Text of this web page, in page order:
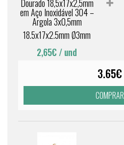
Dourado 18,5x17x2,5mm
em Aço Inoxidável 304 –
Argola 3x0,5mm
18.5x17x2.5mm Ø3mm
2,65€ / und
3.65€
COMPRAR